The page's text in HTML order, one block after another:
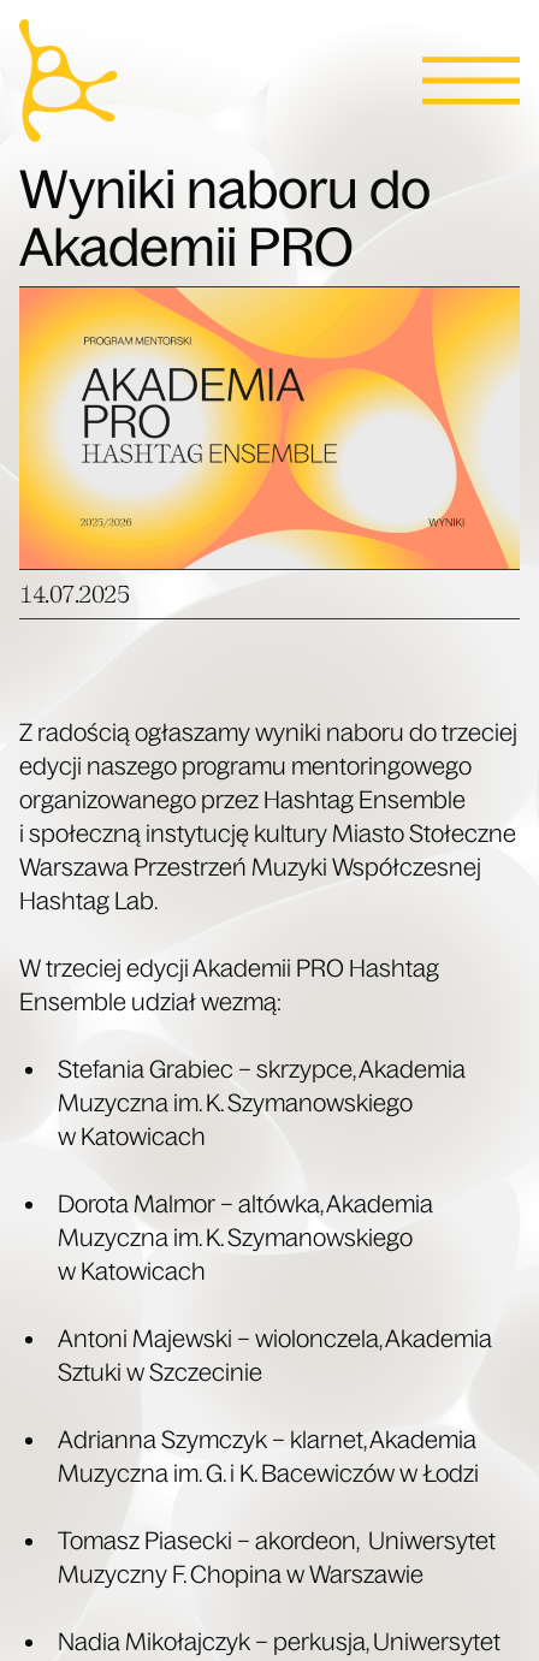
Aktualności
Programy
Ludzie
Willa
Bilety
Kontakt
Wyniki naboru do
Akademii PRO
14.07.2025
Z rado­ścią ogła­sza­my wyni­ki nabo­ru do trze­ciej
edy­cji nasze­go pro­gra­mu men­to­rin­go­we­go
orga­ni­zo­wa­ne­go przez Hash­tag Ensem­ble
i spo­łecz­ną insty­tu­cję kul­tu­ry Mia­sto Sto­łecz­ne
War­sza­wa Prze­strzeń Muzy­ki Współ­cze­snej
Hash­tag Lab.
W trze­ciej edy­cji Aka­de­mii PRO Hash­tag
Ensem­ble udział wezmą:
Ste­fa­nia Gra­biec – skrzyp­ce, Aka­de­mia
Muzycz­na im. K. Szy­ma­now­skie­go
w Katowicach
Doro­ta Mal­mor – altów­ka, Aka­de­mia
Muzycz­na im. K. Szy­ma­now­skie­go
w Katowicach
Anto­ni Majew­ski – wio­lon­cze­la, Aka­de­mia
Sztu­ki w Szczecinie
Adrian­na Szym­czyk – klar­net, Aka­de­mia
Muzycz­na im. G. i K. Bace­wi­czów w Łodzi
Tomasz Pia­sec­ki – akor­de­on, Uni­wer­sy­tet
Muzycz­ny F. Cho­pi­na w Warszawie
Nad­ia Miko­łaj­czyk – per­ku­sja, Uni­wer­sy­tet